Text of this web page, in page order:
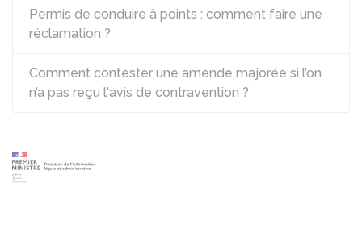
Permis de conduire à points : comment faire une
réclamation ?
Comment contester une amende majorée si l’on
n’a pas reçu l'avis de contravention ?